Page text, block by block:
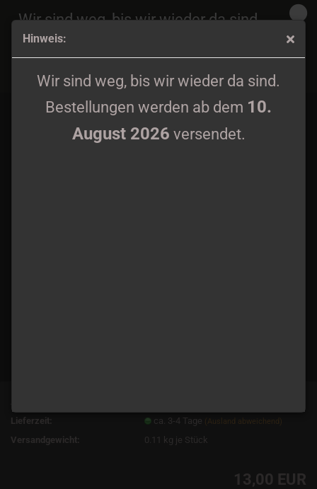
Hinweis:
Wir sind weg, bis wir wieder da sind.
Bestellungen werden ab dem 10.
August 2026 versendet.
Wir sind weg, bis wir wieder da sind.
Bestellungen werden ab dem
August 2026
versendet.
Lieferzeit:
ca. 3-4 Tage (Ausland abweichend)
Versandgewicht: 0.11 kg je Stück
13,00 EUR